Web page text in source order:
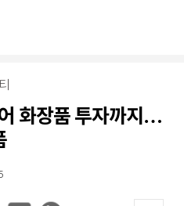
화장품 투자까지…